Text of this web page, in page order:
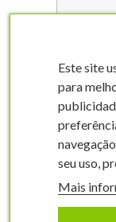
Li e
Este site
para
seu uso,
Mais